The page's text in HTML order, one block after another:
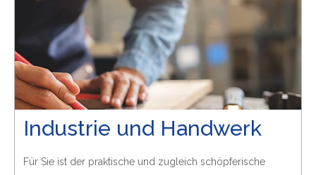
Industrie und Handwerk
Für Sie ist der praktische und zugleich schöpferische